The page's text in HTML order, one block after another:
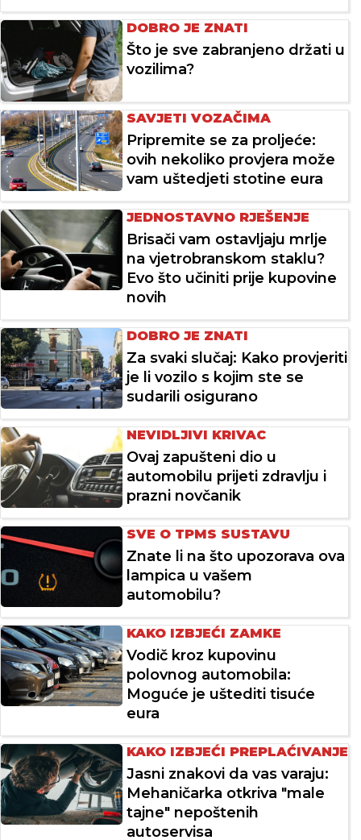
DOBRO JE ZNATI
Što je sve zabranjeno držati u
vozilima?
SAVJETI VOZAČIMA
Pripremite se za proljeće:
ovih nekoliko provjera može
vam uštedjeti stotine eura
JEDNOSTAVNO RJEŠENJE
Brisači vam ostavljaju mrlje
na vjetrobranskom staklu?
Evo što učiniti prije kupovine
novih
DOBRO JE ZNATI
Za svaki slučaj: Kako provjeriti
je li vozilo s kojim ste se
sudarili osigurano
NEVIDLJIVI KRIVAC
Ovaj zapušteni dio u
automobilu prijeti zdravlju i
prazni novčanik
SVE O TPMS SUSTAVU
Znate li na što upozorava ova
lampica u vašem
automobilu?
KAKO IZBJEĆI ZAMKE
Vodič kroz kupovinu
polovnog automobila:
Moguće je uštediti tisuće
eura
KAKO IZBJEĆI PREPLAĆIVANJE
Jasni znakovi da vas varaju:
Mehaničarka otkriva "male
tajne" nepoštenih
autoservisa